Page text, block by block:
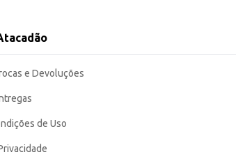
permite atender a
e Devoluções
de Uso